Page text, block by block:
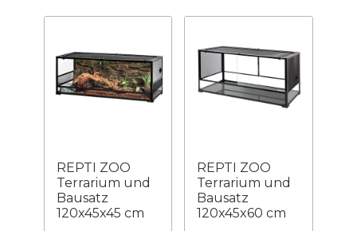
REPTI ZOO
Terrarium und
Bausatz
120x45x45 cm
REPTI ZOO
Terrarium und
Bausatz
120x45x60 cm